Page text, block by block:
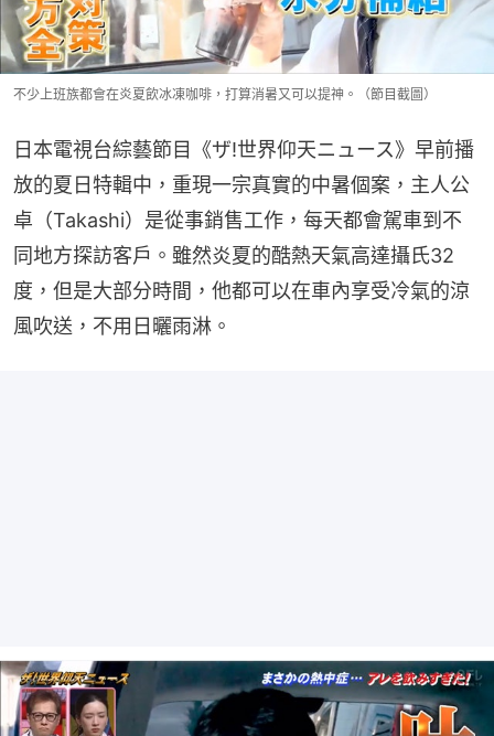
不少上班族都會在炎夏飲冰凍咖啡，打算消暑又可以提神。（節目截圖）
日本電視台綜藝節目《ザ!世界仰天ニュース》早前播
放的夏日特輯中，重現一宗真實的中暑個案，主人公
卓（Takashi）是從事銷售工作，每天都會駕車到不
同地方探訪客戶。雖然炎夏的酷熱天氣高達攝氏32
度，但是大部分時間，他都可以在車內享受冷氣的涼
風吹送，不用日曬雨淋。